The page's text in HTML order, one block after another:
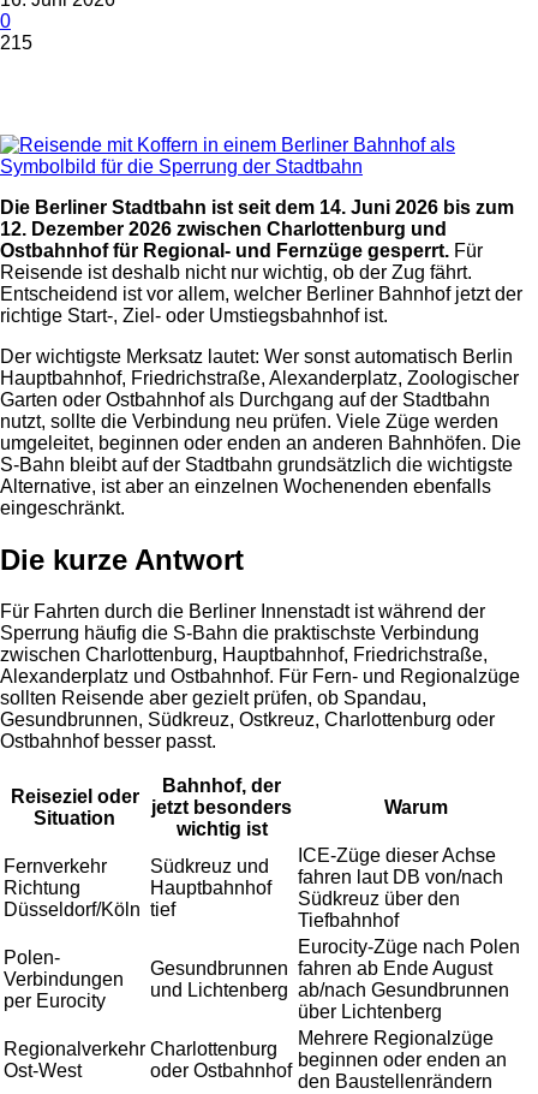
0
215
Die Berliner Stadtbahn ist seit dem 14. Juni 2026 bis zum
12. Dezember 2026 zwischen Charlottenburg und
Ostbahnhof für Regional- und Fernzüge gesperrt. Für
Reisende ist deshalb nicht nur wichtig, ob der Zug fährt.
Entscheidend ist vor allem, welcher Berliner Bahnhof jetzt der
richtige Start-, Ziel- oder Umstiegsbahnhof ist.
Der wichtigste Merksatz lautet: Wer sonst automatisch Berlin
Hauptbahnhof, Friedrichstraße, Alexanderplatz, Zoologischer
Garten oder Ostbahnhof als Durchgang auf der Stadtbahn
nutzt, sollte die Verbindung neu prüfen. Viele Züge werden
umgeleitet, beginnen oder enden an anderen Bahnhöfen. Die
S-Bahn bleibt auf der Stadtbahn grundsätzlich die wichtigste
Alternative, ist aber an einzelnen Wochenenden ebenfalls
eingeschränkt.
Die kurze Antwort
Für Fahrten durch die Berliner Innenstadt ist während der
Sperrung häufig die S-Bahn die praktischste Verbindung
zwischen Charlottenburg, Hauptbahnhof, Friedrichstraße,
Alexanderplatz und Ostbahnhof. Für Fern- und Regionalzüge
sollten Reisende aber gezielt prüfen, ob Spandau,
Gesundbrunnen, Südkreuz, Ostkreuz, Charlottenburg oder
Ostbahnhof besser passt.
Reiseziel oder
Situation
Bahnhof, der
jetzt besonders
wichtig ist
Warum
Fernverkehr
Richtung
Düsseldorf/Köln
Südkreuz und
Hauptbahnhof
tief
ICE-Züge dieser Achse
fahren laut DB von/nach
Südkreuz über den
Tiefbahnhof
Polen-
Verbindungen
per Eurocity
Gesundbrunnen
und Lichtenberg
Eurocity-Züge nach Polen
fahren ab Ende August
ab/nach Gesundbrunnen
über Lichtenberg
Regionalverkehr
Ost-West
Charlottenburg
oder Ostbahnhof
Mehrere Regionalzüge
beginnen oder enden an
den Baustellenrändern